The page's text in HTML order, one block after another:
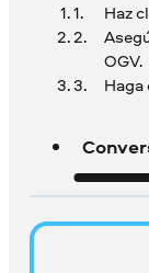
Haz
OGV.